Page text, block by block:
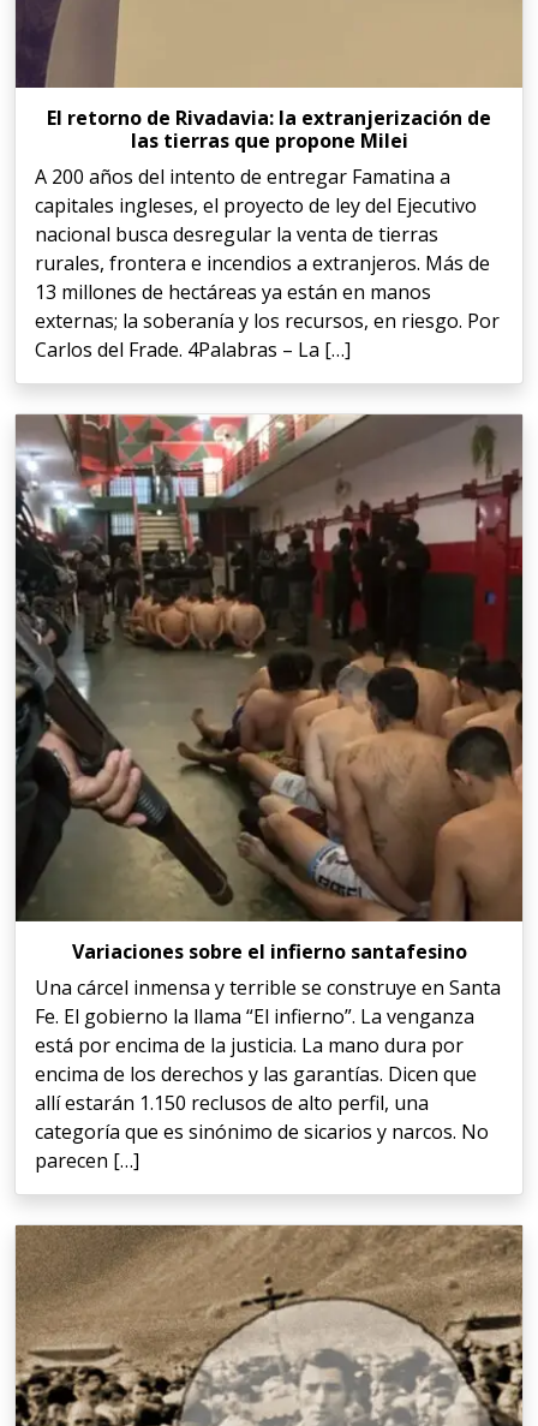
El retorno de Rivadavia: la extranjerización de
las tierras que propone Milei
A 200 años del intento de entregar Famatina a
capitales ingleses, el proyecto de ley del Ejecutivo
nacional busca desregular la venta de tierras
rurales, frontera e incendios a extranjeros. Más de
13 millones de hectáreas ya están en manos
externas; la soberanía y los recursos, en riesgo. Por
Carlos del Frade. 4Palabras – La […]
Variaciones sobre el infierno santafesino
Una cárcel inmensa y terrible se construye en Santa
Fe. El gobierno la llama “El infierno”. La venganza
está por encima de la justicia. La mano dura por
encima de los derechos y las garantías. Dicen que
allí estarán 1.150 reclusos de alto perfil, una
categoría que es sinónimo de sicarios y narcos. No
parecen […]